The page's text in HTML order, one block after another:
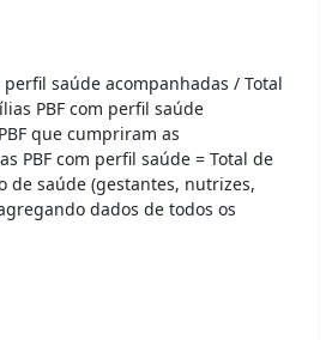
saúde acompanhadas / Total
PBF com perfil saúde
que cumpriram as
PBF com perfil saúde = Total de
saúde (gestantes, nutrizes,
dados de todos os